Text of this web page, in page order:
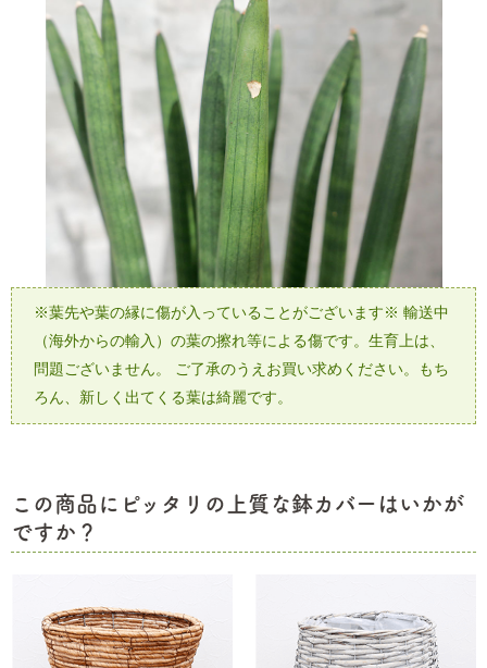
※葉先や葉の縁に傷が入っていることがございます※ 輸送中
（海外からの輸入）の葉の擦れ等による傷です。生育上は、
問題ございません。
ご了承のうえお買い求めください。もち
ろん、新しく出てくる葉は綺麗です。
この商品にピッタリの上質な鉢カバーはいかが
ですか？